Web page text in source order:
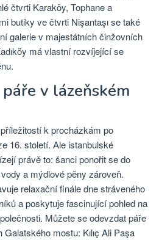
čtvrti Karaköy, Tophane a
butiky ve čtvrti Nişantaşı se také
galerie v majestátních činžovních
má vlastní rozvíjející se
v lázeňském
k procházkám po
16. století. Ale istanbulské
právě to: šanci ponořit se do
a mýdlové pěny zároveň.
relaxační finále dne stráveného
a poskytuje fascinující pohled na
Můžete se odevzdat páře
mostu: Kılıç Ali Paşa